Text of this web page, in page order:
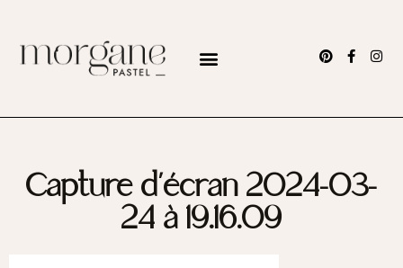
Capture d’écran 2024-03-
24 à 19.16.09